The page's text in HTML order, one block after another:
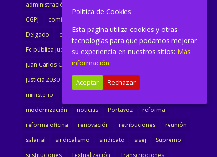
administración justicia
CGPJ
comisión
Delgado
dimisión Directora
ejecutiva
Fe pública judicial
Formación
gobierno
Juan Carlos Campo
Jurisprudencia
Justicia 2030
LAJ letrados
Marta Urbano
ministerio
modernización
noticias Portavoz
reforma
reforma oficina
renovación retribuciones
reunión
salarial
sindicalismo sindicato sisej
Supremo
sustituciones
Textualización Transcripciones
Política de Cookies
Esta página utiliza cookies y otras
tecnologías para que podamos mejorar
su experiencia en nuestros sitios: Más
información.
Aceptar Rechazar